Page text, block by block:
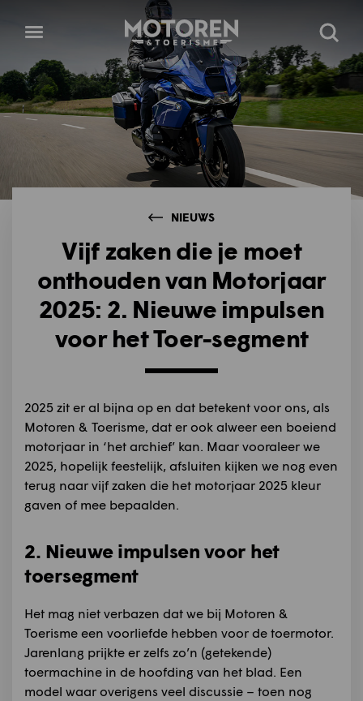
Open
Homepage Zoeken
NIEUWS
Vijf zaken die je moet
onthouden van Motorjaar
2025: 2. Nieuwe impulsen
voor het Toer-segment
2025 zit er al bijna op en dat betekent voor ons, als
Motoren & Toerisme, dat er ook alweer een boeiend
motorjaar in ‘het archief’ kan. Maar vooraleer we
2025, hopelijk feestelijk, afsluiten kijken we nog even
terug naar vijf zaken die het motorjaar 2025 kleur
gaven of mee bepaalden.
2. Nieuwe impulsen voor het
toersegment
Het mag niet verbazen dat we bij Motoren &
Toerisme een voorliefde hebben voor de toermotor.
Jarenlang prijkte er zelfs zo’n (getekende)
toermachine in de hoofding van het blad. Een
model waar overigens veel discussie – toen nog